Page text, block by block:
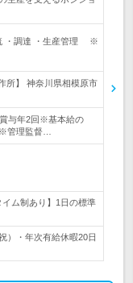
・調達 ・生産管理 ※
所】 神奈川県相模原市
与年2回※基本給の
管理監督…
ム制あり】1日の標準
）・年次有給休暇20日